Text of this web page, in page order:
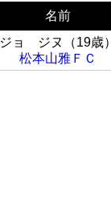
名前
ジョ ジヌ（19歳）
松本山雅ＦＣ